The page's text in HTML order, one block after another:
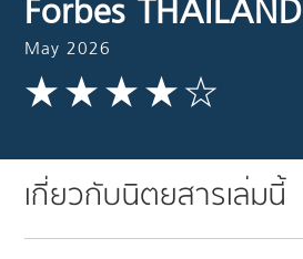
Forbes THAILAND
May 2026
เกี่ยวกับนิตยสารเล่มนี้